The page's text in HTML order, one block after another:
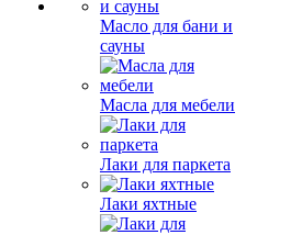
Масло для бани и
сауны
Масла для мебели
Лаки для паркета
Лаки яхтные